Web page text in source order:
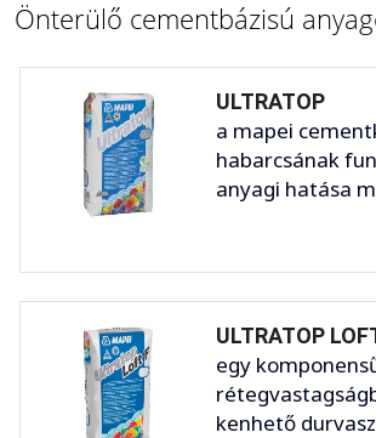
Önterülő cementbázisú
ULTRATOP
a mapei
habarcsának
anyagi hatása
ULTRATOP
egy
kenhető